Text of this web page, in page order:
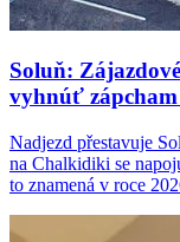
Soluň:
vyhnúť zápcham
Nadjezd přestavuje
na Chalkidiki se
to znamená v roce